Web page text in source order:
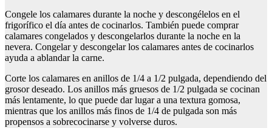
Congele los calamares durante la noche y descongélelos en el
frigorífico el día antes de cocinarlos. También puede comprar
calamares congelados y descongelarlos durante la noche en la
nevera. Congelar y descongelar los calamares antes de cocinarlos
ayuda a ablandar la carne.
Corte los calamares en anillos de 1/4 a 1/2 pulgada, dependiendo del
grosor deseado. Los anillos más gruesos de 1/2 pulgada se cocinan
más lentamente, lo que puede dar lugar a una textura gomosa,
mientras que los anillos más finos de 1/4 de pulgada son más
propensos a sobrecocinarse y volverse duros.